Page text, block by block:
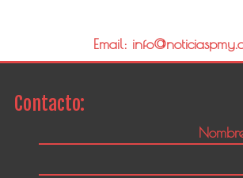
Email:
Contacto: